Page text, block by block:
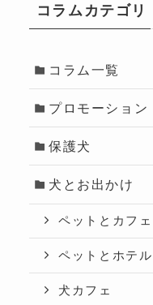
コラムカテゴリ
コラム一覧
プロモーション
保護犬
犬とお出かけ
ペットとカフェ
ペットとホテル
犬カフェ